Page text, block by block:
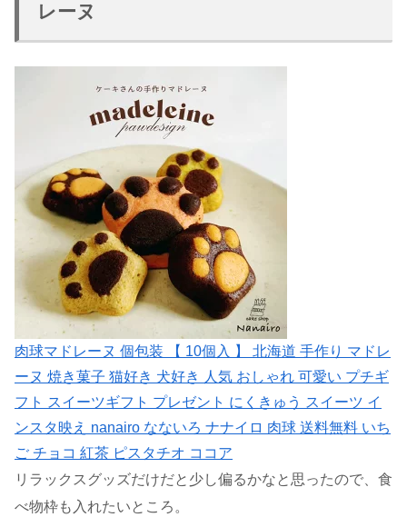
レーヌ
肉球マドレーヌ 個包装 【 10個入 】 北海道 手作り マドレ
ーヌ 焼き菓子 猫好き 犬好き 人気 おしゃれ 可愛い プチギ
フト スイーツギフト プレゼント にくきゅう スイーツ イ
ンスタ映え nanairo なないろ ナナイロ 肉球 送料無料 いち
ご チョコ 紅茶 ピスタチオ ココア
リラックスグッズだけだと少し偏るかなと思ったので、食
べ物枠も入れたいところ。